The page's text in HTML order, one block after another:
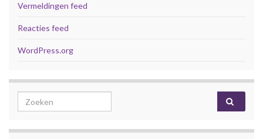
Vermeldingen feed
Reacties feed
WordPress.org
Search for: